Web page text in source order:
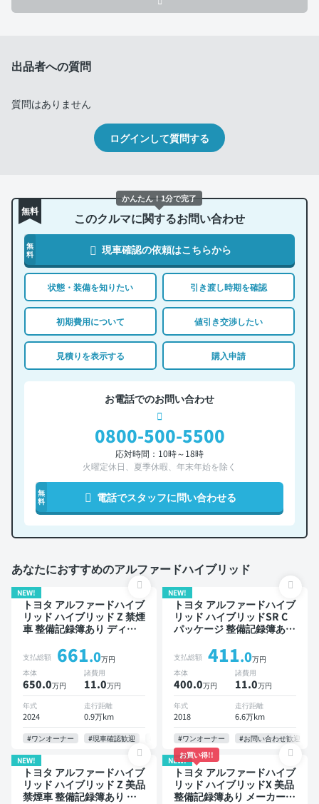
出品者への質問
質問はありません
ログインして質問する
無料 このクルマに関するお問い合わせ
無
料
現車確認の依頼はこちらから
状態・装備を知りたい 引き渡し時期を確認
初期費用について 値引き交渉したい
見積りを表示する 購入申請
お電話でのお問い合わせ
0800-500-5500
応対時間：10時～18時
火曜定休日、夏季休暇、年末年始を除く
無
料
電話でスタッフに問い合わせる
あなたにおすすめのアルファードハイブリッド
NEW!
トヨタ アルファードハイブ
リッド ハイブリッド Z 禁煙
車 整備記録簿あり ディス
ットあり TV 後席モニター
ブラインドスポットモニタ
ー デジタルインナーミラー
オートクルーズ 3列シート
スマートキー ETC 電動バ
ックドア バックモニター
全方位カメラ ドライブレコ
ーダー 衝突軽減 両側電動
支払総額 661.0万円
本体
650.0万円
諸費用
11.0万円
年式
2024
走行距離
0.9万km
#ワンオーナー #現車確認歓迎 #お問い合わせ歓迎 #納期応相談
NEW!
トヨタ アルファードハイブ
リッド ハイブリッドSR C
パッケージ 整備記録簿あり
デジタルインナーミラー オ
ートクルーズ 3列シート ス
マートキー ETC バックモ
ニター ドライブレコーダー
両側電動スライドドア 7人
乗り
支払総額 411.0万円
本体
400.0万円
諸費用
11.0万円
年式
2018
走行距離
6.6万km
#ワンオーナー #お問い合わせ歓迎
NEW!
トヨタ アルファードハイブ
リッド ハイブリッド Z 美品
禁煙車 整備記録簿あり デ
NEW!
お買い得!!
トヨタ アルファードハイブ
リッド ハイブリッドX 美品
整備記録簿あり メーカーオ
かんたん！1分で完了